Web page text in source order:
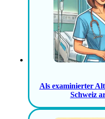
Als examinierter
Schweiz